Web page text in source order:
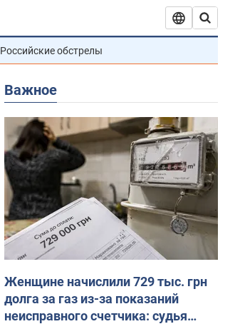
Российские обстрелы
Важное
Женщине начислили 729 тыс. грн
долга за газ из-за показаний
неисправного счетчика: судья